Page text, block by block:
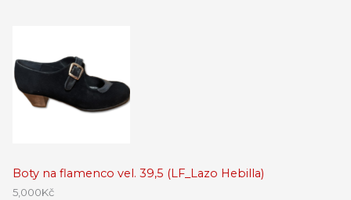
Boty na flamenco vel. 39,5 (LF_Lazo Hebilla)
5,000Kč